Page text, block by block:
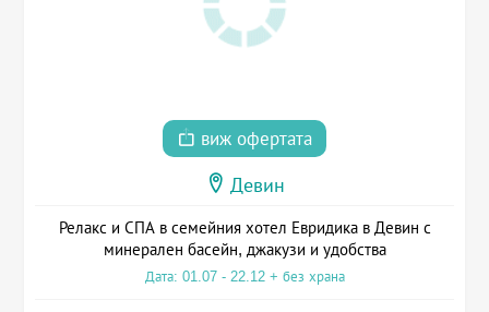
виж офертата
Девин
Релакс и СПА в семейния хотел Евридика в Девин с
минерален басейн, джакузи и удобства
Дата: 01.07 - 22.12 + без храна